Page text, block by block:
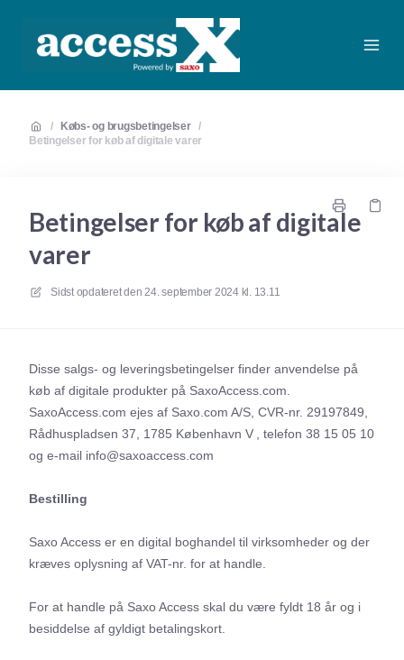
/ Købs- og brugsbetingelser /
Betingelser for køb af digitale varer
Betingelser for køb af digitale
varer
Sidst opdateret den 24. september 2024 kl. 13.11
Disse salgs- og leveringsbetingelser finder anvendelse på
køb af digitale produkter på SaxoAccess.com.
SaxoAccess.com ejes af Saxo.com A/S, CVR-nr. 29197849,
Rådhuspladsen 37, 1785 København V , telefon 38 15 05 10
og e-mail info@saxoaccess.com
Bestilling
Saxo Access er en digital boghandel til virksomheder og der
kræves oplysning af VAT-nr. for at handle.
For at handle på Saxo Access skal du være fyldt 18 år og i
besiddelse af gyldigt betalingskort.